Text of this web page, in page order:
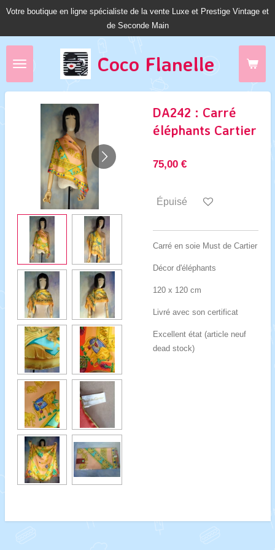
Passer
Coco Flanelle
Votre boutique en ligne spécialiste de la vente Luxe et Prestige Vintage et
de Seconde Main
DA242 : Carré
éléphants Cartier
75,00 €
Épuisé
Carré en soie Must de Cartier
Décor d'éléphants
120 x 120 cm
Livré avec son certificat
Excellent état (article neuf
dead stock)